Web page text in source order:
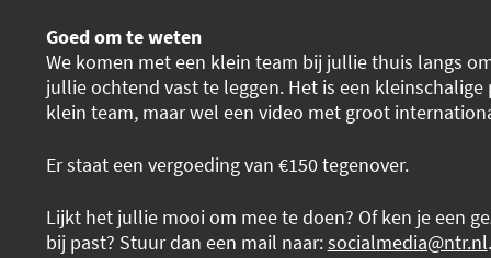
Goed om te weten
We komen met een klein team bij jullie thuis langs
jullie ochtend vast te leggen. Het is een
klein team, maar wel een video met groot
Er staat een vergoeding van €150 tegenover.
Lijkt het jullie mooi om mee te doen? Of ken je een
bij past? Stuur dan een mail naar:socialmedia@ntr.nl.